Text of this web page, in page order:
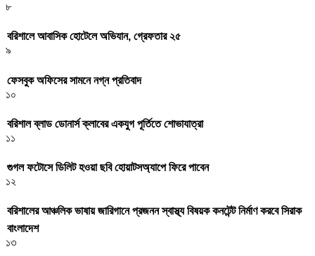
৮
বরিশালে আবাসিক হোটেলে অভিযান, গ্রেফতার ২৫
৯
ফেসবুক অফিসের সামনে নগ্ন প্রতিবাদ
১০
বরিশাল ব্লাড ডোনার্স ক্লাবের একযুগ পূর্তিতে শোভাযাত্রা
১১
গুগল ফটোসে ডিলিট হওয়া ছবি হোয়াটসঅ্যাপে ফিরে পাবেন
১২
বরিশালের আঞ্চলিক ভাষায় জারিগানে প্রজনন স্বাস্থ্য বিষয়ক কনটেন্ট নির্মাণ করবে সিরাক
বাংলাদেশ
১৩